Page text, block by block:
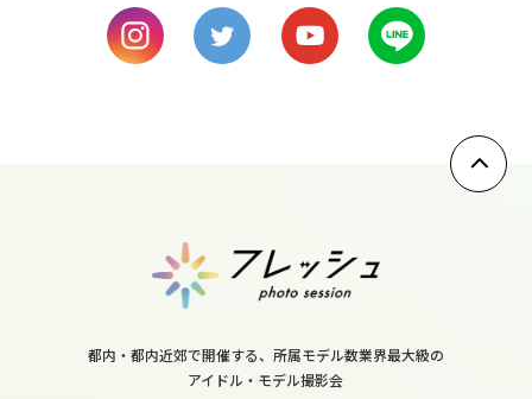
12
都内・都内近郊で開催する、所属モデル数業界最大級の
アイドル・モデル撮影会